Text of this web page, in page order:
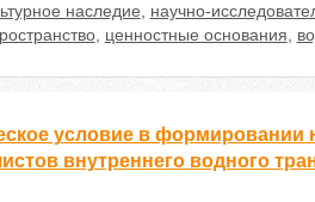
наследие научно-
, ценностные основания
условие в
внутреннего водного